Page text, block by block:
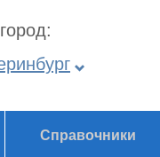
Справочники